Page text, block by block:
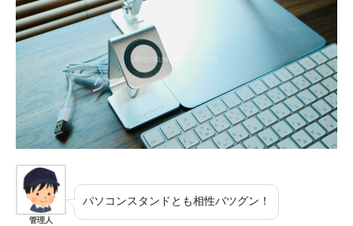
管理人
パソコンスタンドとも相性バツグン！